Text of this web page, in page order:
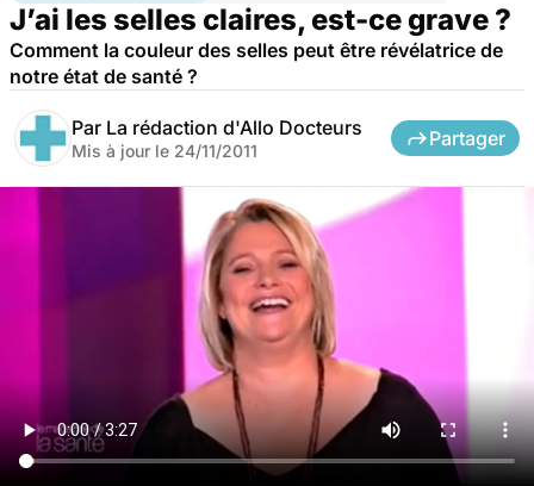
J’ai les selles claires, est-ce grave ?
Comment la couleur des selles peut être révélatrice de
notre état de santé ?
Par La rédaction d'Allo Docteurs
Mis à jour le 24/11/2011
Partager